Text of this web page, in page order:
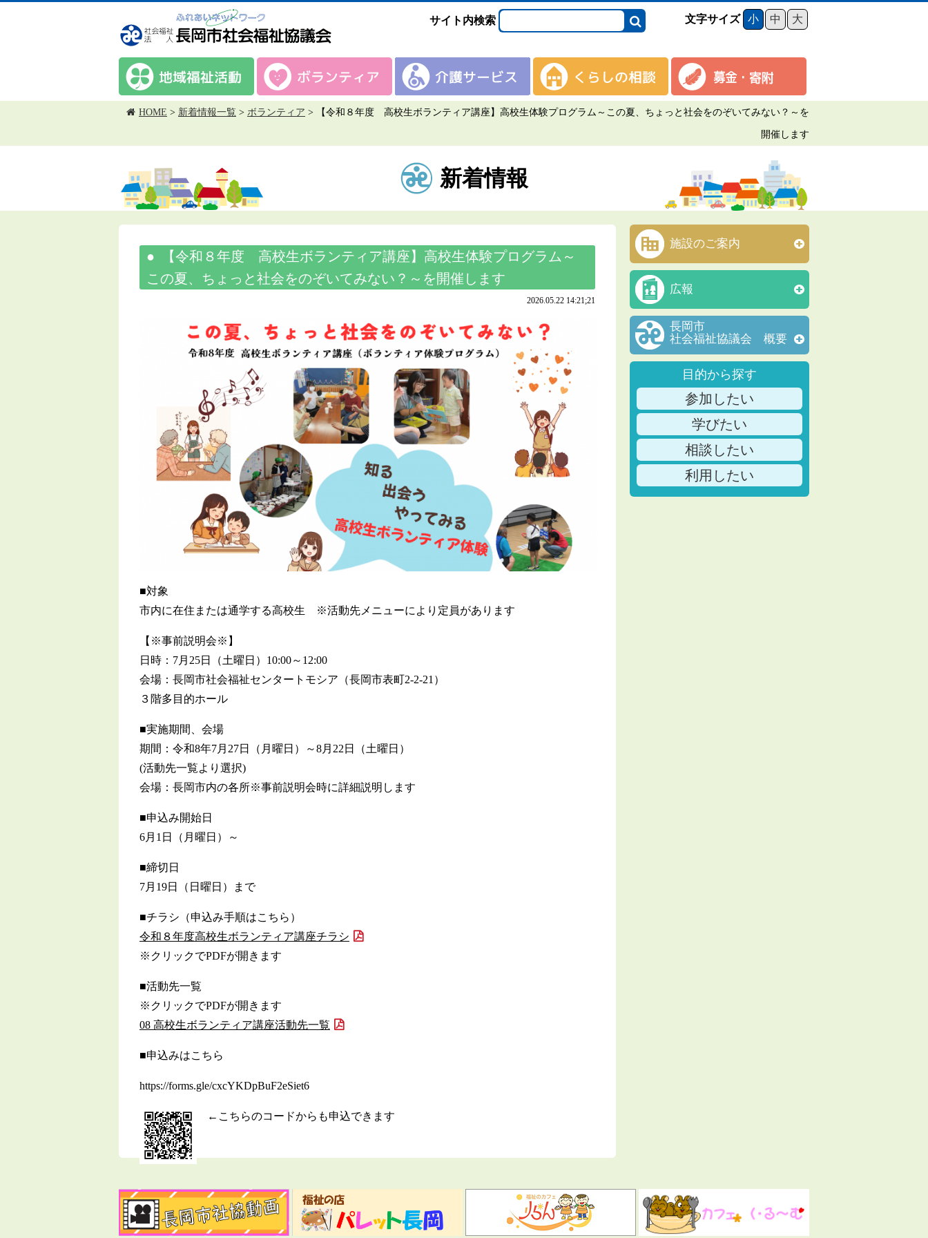
サイト内検索 文字サイズ 小 中 大
HOME > 新着情報一覧 > ボランティア > 【令和８年度 高校生ボランティア講座】高校生体験プログラム～この夏、ちょっと社会をのぞいてみない？～を
開催します
新着情報
【令和８年度 高校生ボランティア講座】高校生体験プログラム～
この夏、ちょっと社会をのぞいてみない？～を開催します
2026.05.22 14:21;21
■対象
市内に在住または通学する高校生 ※活動先メニューにより定員があります
【※事前説明会※】
日時：7月25日（土曜日）10:00～12:00
会場：長岡市社会福祉センタートモシア（長岡市表町2-2-21）
３階多目的ホール
■実施期間、会場
期間：令和8年7月27日（月曜日）～8月22日（土曜日）
(活動先一覧より選択)
会場：長岡市内の各所※事前説明会時に詳細説明します
■申込み開始日
6月1日（月曜日）～
■締切日
7月19日（日曜日）まで
■チラシ（申込み手順はこちら）
令和８年度高校生ボランティア講座チラシ
※クリックでPDFが開きます
■活動先一覧
※クリックでPDFが開きます
08 高校生ボランティア講座活動先一覧
■申込みはこちら
https://forms.gle/cxcYKDpBuF2eSiet6
←こちらのコードからも申込できます
施設のご案内
広報
長岡市
社会福祉協議会 概要
目的から探す
参加したい
学びたい
相談したい
利用したい